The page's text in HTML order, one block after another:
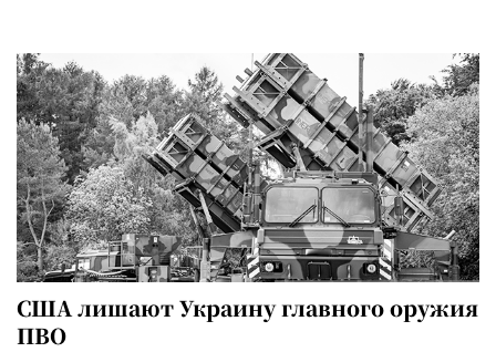
США лишают Украину главного оружия
ПВО